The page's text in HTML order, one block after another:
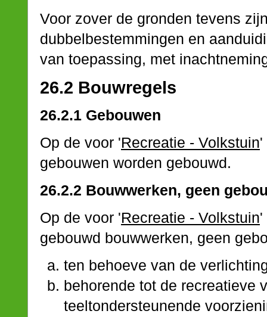
Voor zover de gronden tevens
dubbelbestemmingen en
van toepassing, met
26.2 Bouwregels
26.2.1 Gebouwen
Op de voor 'Recreatie - Volkstuin'
gebouwen worden gebouwd.
26.2.2 Bouwwerken, geen
Op de voor 'Recreatie - Volkstuin'
gebouwd bouwwerken, geen
ten behoeve van de
behorende tot de recreatieve
teeltondersteunende